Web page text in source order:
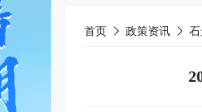
首页 政策资讯